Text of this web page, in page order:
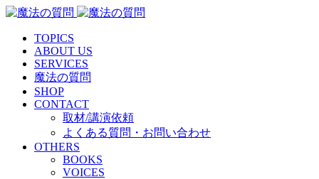
TOPICS
ABOUT US
SERVICES
魔法の質問
SHOP
CONTACT
取材/講演依頼
よくある質問・お問い合わせ
OTHERS
BOOKS
VOICES